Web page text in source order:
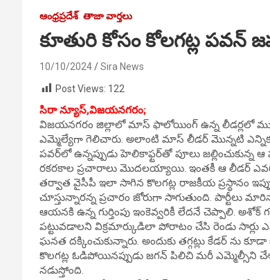
ఆంధ్రప్రదేశ్ తాజా వార్తలు
కూతురి కోసం కోలగట్ల పవన్
10/10/2024
Sira News
Post Views: 122
సిరా న్యూస్,విజయనగరం;
విజయనగరం జిల్లాలో మాస్ ఫాలోయింగ్ ఉన్న లీడర్లలో
ఎమ్మెల్యేగా గెలిచారు. అలాంటి మాస్ లీడర్ మొన్నటి
పవర్‌లో ఉన్నప్పుడు హెలికాఫ్టర్‌తో పూలు
రకరకాల ప్రచారాలు మొదలయ్యాయి. ఇంతకీ ఆ లీడర్ ఎవరో
తర్వాత వైసీపీ ఇలా సాగిన కొలగట్ల రాజకీయ ప్రస్థానం
చూస్తున్నారన్న ప్రచారం జోరుగా సాగుతుంది.
ఆయనకి ఉన్న గుర్తింపు ఇంకెవ్వరికీ లేదనే చెప్పాలి.
పట్టువడాలని విక్రమార్కుడిలా పోరాటం చేసి రెండు
ఘనత దక్కించుకున్నారు. అందుకు తగ్గట్లు కేడర్
కొలగట్ల ఓడిపోయినప్పుడు జగన్ పిలిచి మరీ ఎమ్మెల్సీని
నడుస్తోంది.